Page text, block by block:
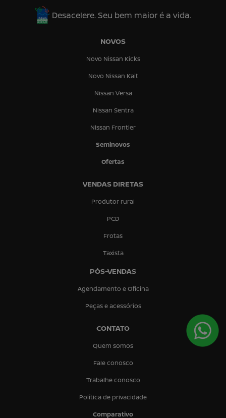
Desacelere. Seu bem maior é a vida.
NOVOS
Novo Nissan Kicks
Novo Nissan Kait
Nissan Versa
Nissan Sentra
Nissan Frontier
Seminovos
Ofertas
VENDAS DIRETAS
Produtor rural
PCD
Frotas
Taxista
PÓS-VENDAS
Agendamento e Oficina
Peças e acessórios
CONTATO
Quem somos
Fale conosco
Trabalhe conosco
Política de privacidade
Comparativo